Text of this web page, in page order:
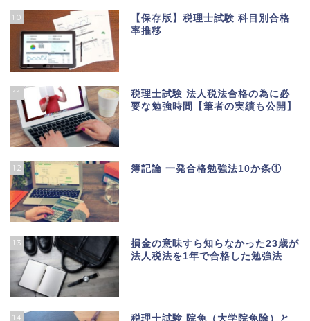
10
【保存版】税理士試験 科目別合格
率推移
11
税理士試験 法人税法合格の為に必
要な勉強時間【筆者の実績も公開】
12 簿記論 一発合格勉強法10か条①
13
損金の意味すら知らなかった23歳が
法人税法を1年で合格した勉強法
14 税理士試験 院免（大学院免除）と